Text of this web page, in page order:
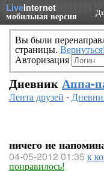
LiveInternet
мобильная версия
Вы были
страницы. Вернуться!
Авторизация
Дневник Аппа-
Лента друзей -
ничего не
04-05-2012 01:35 к
понравилось!